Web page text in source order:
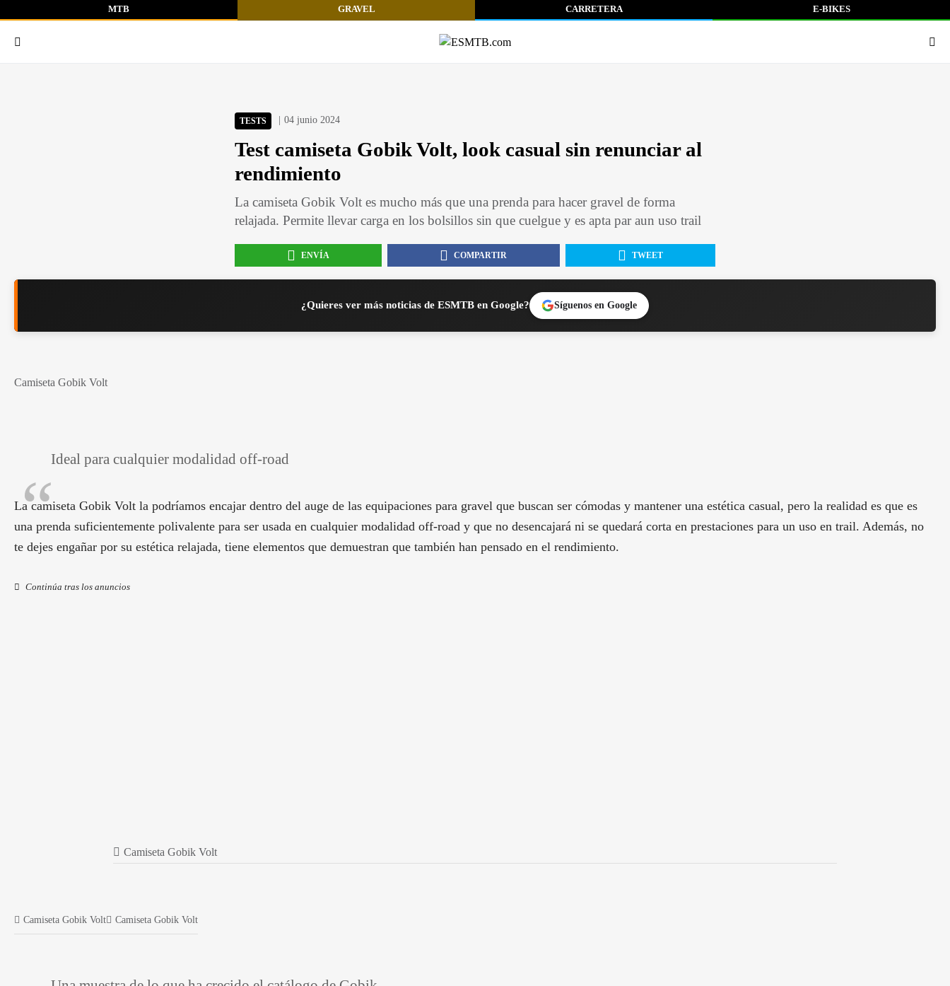
MTB GRAVEL CARRETERA E-BIKES
TESTS 04 junio 2024
Test camiseta Gobik Volt, look casual sin renunciar al
rendimiento
La camiseta Gobik Volt es mucho más que una prenda para hacer gravel de forma
relajada. Permite llevar carga en los bolsillos sin que cuelgue y es apta par aun uso trail
ENVÍA COMPARTIR TWEET
¿Quieres ver más noticias de ESMTB en Google? Síguenos en Google
Camiseta Gobik Volt
Ideal para cualquier modalidad off-road
La camiseta Gobik Volt la podríamos encajar dentro del auge de las equipaciones para gravel que buscan ser cómodas y mantener una estética casual, pero la realidad es que es
una prenda suficientemente polivalente para ser usada en cualquier modalidad off-road y que no desencajará ni se quedará corta en prestaciones para un uso en trail. Además, no
te dejes engañar por su estética relajada, tiene elementos que demuestran que también han pensado en el rendimiento.
Continúa tras los anuncios
Camiseta Gobik Volt
Camiseta Gobik Volt Camiseta Gobik Volt